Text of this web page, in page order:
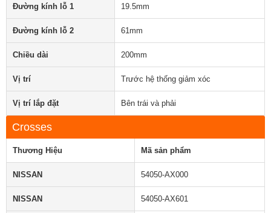
Đường kính lỗ 1 19.5mm
Đường kính lỗ 2 61mm
Chiều dài 200mm
Vị trí Trước hệ thống giảm xóc
Vị trí lắp đặt Bên trái và phải
Crosses
Thương Hiệu Mã sản phẩm
NISSAN 54050-AX000
NISSAN 54050-AX601